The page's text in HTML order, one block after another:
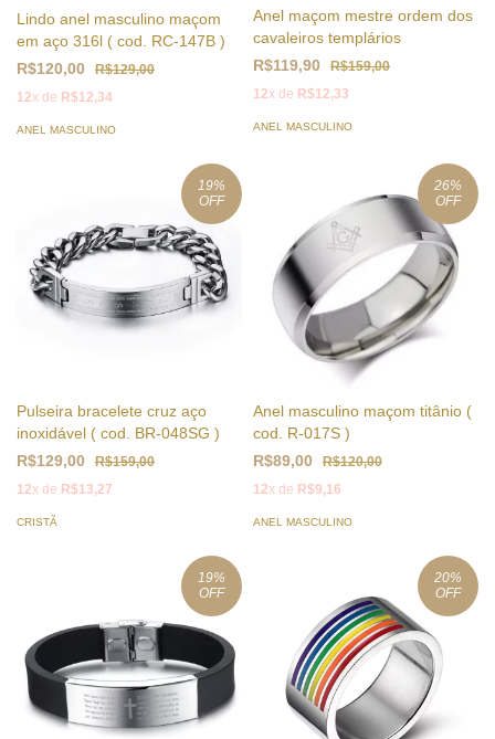
Lindo anel masculino maçom
em aço 316l ( cod. RC-147B )
R$120,00
R$129,00
12x de R$12,34
ANEL MASCULINO
Anel maçom mestre ordem dos
cavaleiros templários
R$119,90
R$159,00
12x de R$12,33
ANEL MASCULINO
19%
OFF
Pulseira bracelete cruz aço
inoxidável ( cod. BR-048SG )
R$129,00
R$159,00
12x de R$13,27
CRISTÃ
26%
OFF
Anel masculino maçom titânio (
cod. R-017S )
R$89,00
R$120,00
12x de R$9,16
ANEL MASCULINO
19%
OFF
20%
OFF